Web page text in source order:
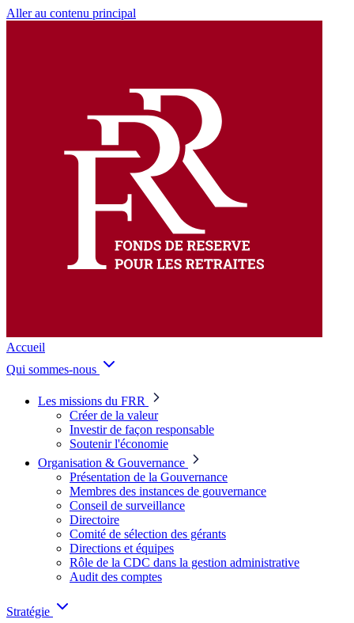
Aller au contenu principal
Accueil
Qui sommes-nous
Les missions du FRR
Créer de la valeur
Investir de façon responsable
Soutenir l'économie
Organisation & Gouvernance
Présentation de la Gouvernance
Membres des instances de gouvernance
Conseil de surveillance
Directoire
Comité de sélection des gérants
Directions et équipes
Rôle de la CDC dans la gestion administrative
Audit des comptes
Stratégie